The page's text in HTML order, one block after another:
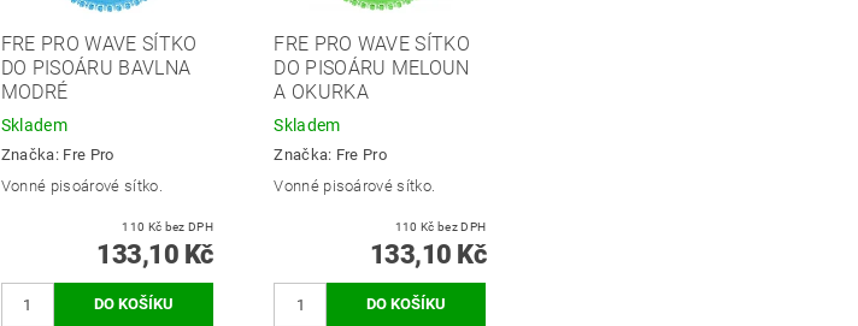
FRE PRO WAVE SÍTKO
DO PISOÁRU BAVLNA
MODRÉ
Skladem
Značka: Fre Pro
Vonné pisoárové sítko.
110 Kč bez DPH
133,10 Kč
FRE PRO WAVE SÍTKO
DO PISOÁRU MELOUN
A OKURKA
Skladem
Značka: Fre Pro
Vonné pisoárové sítko.
110 Kč bez DPH
133,10 Kč